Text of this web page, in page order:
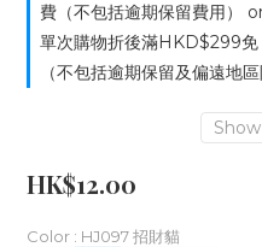
費（不包括逾期保留費用）
單次購物折後滿HKD$299免
（不包括逾期保留及偏遠地
HK$12.00
Color : HJ097 招財貓